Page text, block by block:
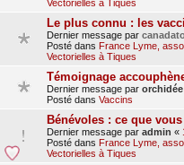
Vectorielles à Tiques
Le plus connu : les
Dernier message par
Posté dans France Lyme,
Vectorielles à Tiques
Témoignage
Dernier message par orchidée
Posté dans Vaccins
Bénévoles : ce que
Dernier message par admin «
Posté dans France Lyme,
Vectorielles à Tiques